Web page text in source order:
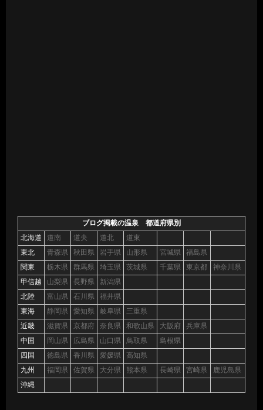
ブログ掲載の温泉 都道府県別
北海道
道南 道央 道北
道東
東北
青森県 秋田県 岩手県 山形県 宮城県
福島県
関東
栃木県 群馬県 埼玉県 茨城県 千葉県 東京都
神奈川県
甲信越
山梨県 長野県
新潟県
北陸
富山県 石川県
福井県
東海
静岡県 愛知県 岐阜県
三重県
近畿
滋賀県 京都府 奈良県 和歌山県 大阪府
兵庫県
中国
岡山県 広島県 山口県 鳥取県
島根県
四国
徳島県 香川県 愛媛県
高知県
九州
福岡県 佐賀県 大分県 熊本県 長崎県 宮崎県
鹿児島県
沖縄